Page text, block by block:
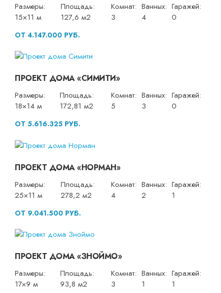
Размеры:
15×11 м
Площадь:
127,6 м2
Комнат:
3
Ванных:
4
Гаражей:
0
ОТ 4.147.000 РУБ.
ПРОЕКТ ДОМА «СИМИТИ»
Размеры:
18×14 м
Площадь:
172,81 м2
Комнат:
5
Ванных:
3
Гаражей:
0
ОТ 5.616.325 РУБ.
ПРОЕКТ ДОМА «НОРМАН»
Размеры:
25×11 м
Площадь:
278,2 м2
Комнат:
4
Ванных:
2
Гаражей:
1
ОТ 9.041.500 РУБ.
ПРОЕКТ ДОМА «ЗНОЙМО»
Размеры:
17×9 м
Площадь:
93,8 м2
Комнат:
3
Ванных:
1
Гаражей:
1